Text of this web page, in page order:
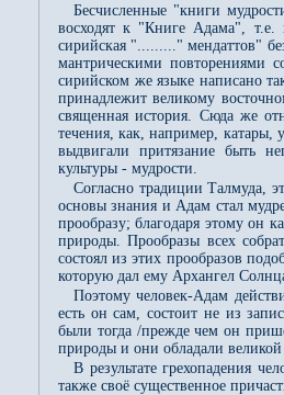
Бесчисленные "книги
восходят к "Книге Адама", т.е.
сирийская "........." мендаттов"
мантрическими повторениями
сирийском же языке написано
принадлежит великому
священная история. Сюда же
течения, как, например,
выдвигали притязание быть
культуры - мудрости.
Согласно традиции Талмуда,
основы знания и Адам стал
прообразу; благодаря этому он
природы. Прообразы всех
состоял из этих прообразов
которую дал ему Архангел
Поэтому человек-Адам
есть он сам, состоит не из
были тогда /прежде чем он
природы и они обладали
В результате грехопадения
также своё существенное